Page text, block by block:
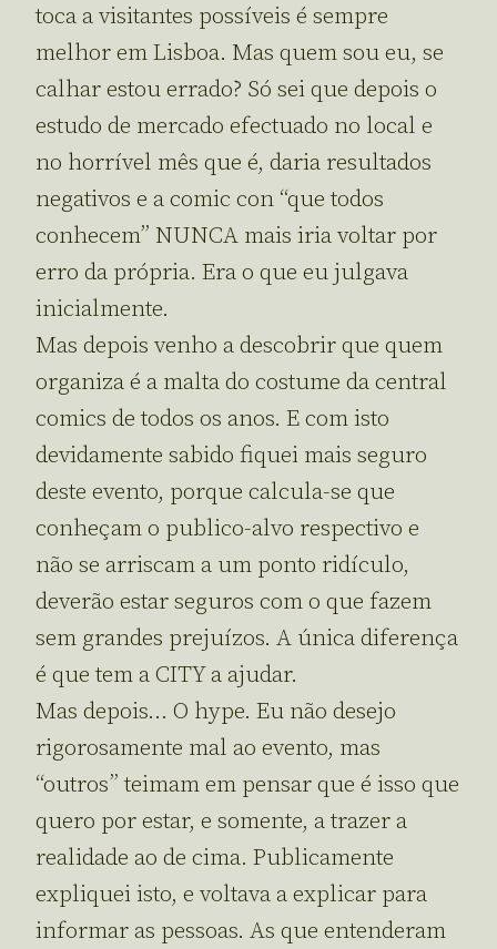
toca a visitantes possíveis é sempre
melhor em Lisboa. Mas quem sou eu, se
calhar estou errado? Só sei que depois o
estudo de mercado efectuado no local e
no horrível mês que é, daria resultados
negativos e a comic con “que todos
conhecem” NUNCA mais iria voltar por
erro da própria. Era o que eu julgava
inicialmente.
Mas depois venho a descobrir que quem
organiza é a malta do costume da central
comics de todos os anos. E com isto
devidamente sabido fiquei mais seguro
deste evento, porque calcula-se que
conheçam o publico-alvo respectivo e
não se arriscam a um ponto ridículo,
deverão estar seguros com o que fazem
sem grandes prejuízos. A única diferença
é que tem a CITY a ajudar.
Mas depois… O hype. Eu não desejo
rigorosamente mal ao evento, mas
“outros” teimam em pensar que é isso que
quero por estar, e somente, a trazer a
realidade ao de cima. Publicamente
expliquei isto, e voltava a explicar para
informar as pessoas. As que entenderam